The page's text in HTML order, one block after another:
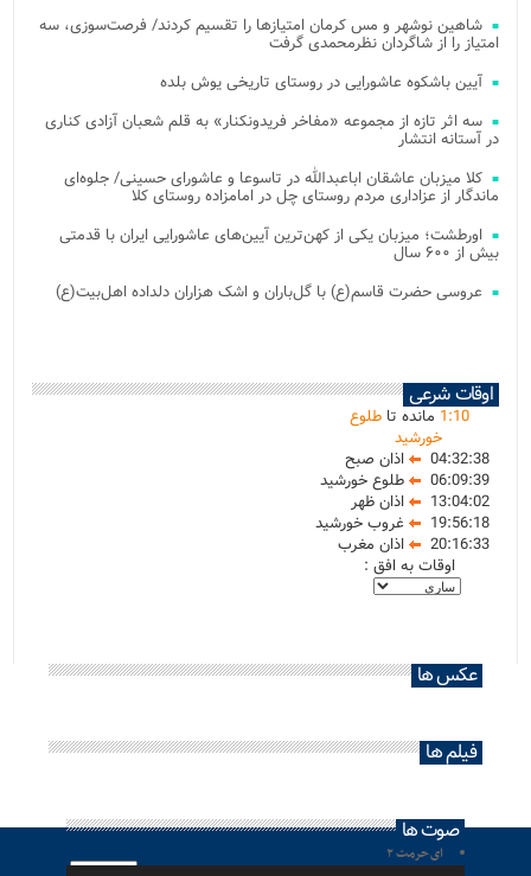
شاهین نوشهر و مس کرمان امتیازها را تقسیم کردند/ فرصت‌سوزی، سه
امتیاز را از شاگردان نظرمحمدی گرفت
آیین باشکوه عاشورایی در روستای تاریخی یوش بلده
سه اثر تازه از مجموعه «مفاخر فریدونکنار» به قلم شعبان آزادی کناری
در آستانه انتشار
کلا میزبان عاشقان اباعبدالله در تاسوعا و عاشورای حسینی/ جلوه‌ای
ماندگار از عزاداری مردم روستای چل در امامزاده روستای کلا
اورطشت؛ میزبان یکی از کهن‌ترین آیین‌های عاشورایی ایران با قدمتی
بیش از ۶۰۰ سال
عروسی حضرت قاسم(ع) با گل‌باران و اشک هزاران دلداده اهل‌بیت(ع)
اوقات شرعی
1:10 مانده تاطلوع
خورشید
04:32:38
اذان صبح
06:09:39
طلوع خورشید
13:04:02
اذان ظهر
19:56:18
غروب خورشید
20:16:33
اذان مغرب
اوقات به افق :
عکس ها
فیلم ها
صوت ها
ای حرمت ۲
پخش‌کننده